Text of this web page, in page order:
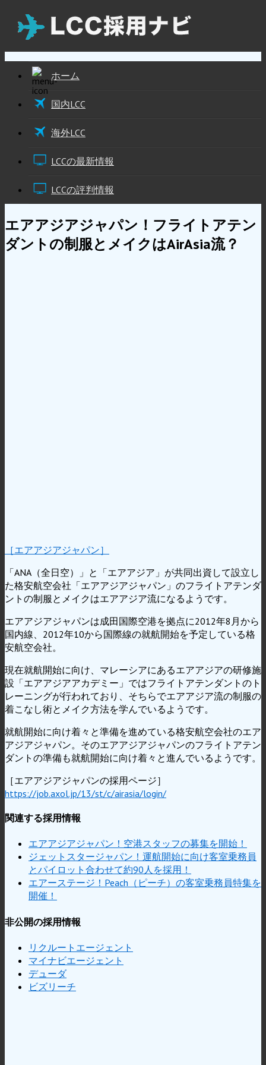
ホーム
国内LCC
海外LCC
LCCの最新情報
LCCの評判情報
エアアジアジャパン！フライトアテン
ダントの制服とメイクはAirAsia流？
［エアアジアジャパン］
「ANA（全日空）」と「エアアジア」が共同出資して設立し
た格安航空会社「エアアジアジャパン」のフライトアテンダ
ントの制服とメイクはエアアジア流になるようです。
エアアジアジャパンは成田国際空港を拠点に2012年8月から
国内線、2012年10から国際線の就航開始を予定している格
安航空会社。
現在就航開始に向け、マレーシアにあるエアアジアの研修施
設「エアアジアアカデミー」ではフライトアテンダントのト
レーニングが行われており、そちらでエアアジア流の制服の
着こなし術とメイク方法を学んでいるようです。
就航開始に向け着々と準備を進めている格安航空会社のエア
アジアジャパン。そのエアアジアジャパンのフライトアテン
ダントの準備も就航開始に向け着々と進んでいるようです。
［エアアジアジャパンの採用ページ］
https://job.axol.jp/13/st/c/airasia/login/
関連する採用情報
エアアジアジャパン！空港スタッフの募集を開始！
ジェットスタージャパン！運航開始に向け客室乗務員
とパイロット合わせて約90人を採用！
エアーステージ！Peach（ピーチ）の客室乗務員特集を
開催！
非公開の採用情報
リクルートエージェント
マイナビエージェント
デューダ
ビズリーチ